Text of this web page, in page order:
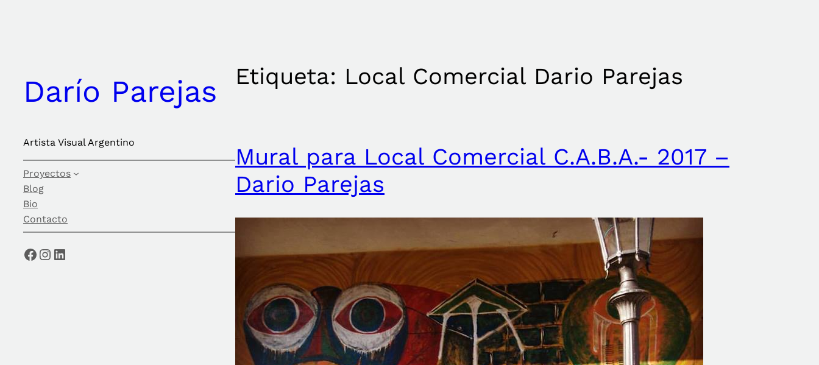
Darío Parejas
Artista Visual Argentino
Proyectos
Blog
Bio
Contacto
Facebook Instagram LinkedIn
Etiqueta: Local Comercial Dario Parejas
Mural para Local Comercial C.A.B.A.- 2017 –
Dario Parejas